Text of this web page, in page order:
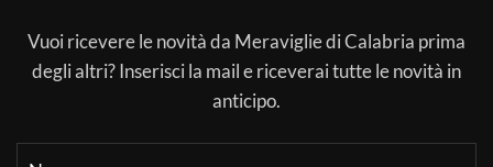
Vuoi ricevere le novità da Meraviglie di Calabria prima
degli altri? Inserisci la mail e riceverai tutte le novità in
anticipo.